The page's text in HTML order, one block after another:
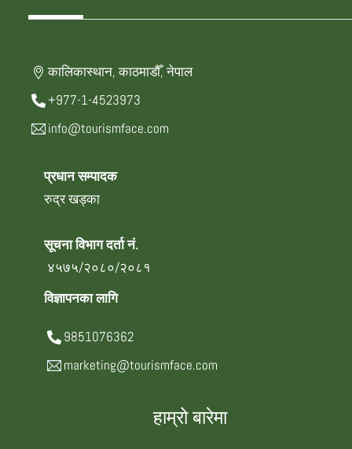
कालिकास्थान, काठमाडौँ, नेपाल
+977-1-4523973
info@tourismface.com
प्रधान सम्पादक
रुद्र खड्का
सूचना विभाग दर्ता नं.
४५७५/२०८०/२०८१
विज्ञापनका लागि
9851076362
marketing@tourismface.com
हाम्रो बारेमा